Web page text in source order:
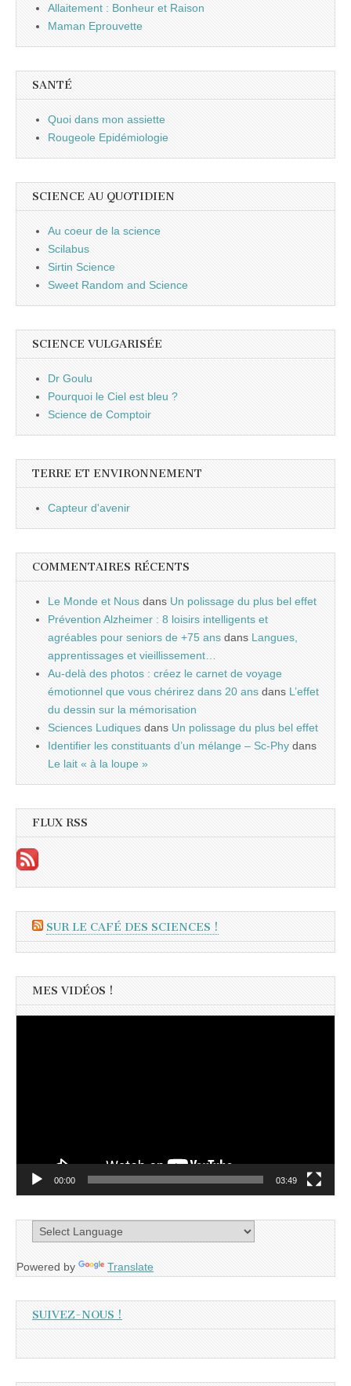
Allaitement : Bonheur et Raison
Maman Eprouvette
SANTÉ
Quoi dans mon assiette
Rougeole Epidémiologie
SCIENCE AU QUOTIDIEN
Au coeur de la science
Scilabus
Sirtin Science
Sweet Random and Science
SCIENCE VULGARISÉE
Dr Goulu
Pourquoi le Ciel est bleu ?
Science de Comptoir
TERRE ET ENVIRONNEMENT
Capteur d'avenir
COMMENTAIRES RÉCENTS
Le Monde et Nous dans Un polissage du plus bel effet
Prévention Alzheimer : 8 loisirs intelligents et
agréables pour seniors de +75 ans dans Langues,
apprentissages et vieillissement…
Au-delà des photos : créez le carnet de voyage
émotionnel que vous chérirez dans 20 ans dans L’effet
du dessin sur la mémorisation
Sciences Ludiques dans Un polissage du plus bel effet
Identifier les constituants d’un mélange – Sc-Phy dans
Le lait « à la loupe »
FLUX RSS
SUR LE CAFÉ DES SCIENCES !
MES VIDÉOS !
00:00 03:49
Powered by Translate
SUIVEZ-NOUS !